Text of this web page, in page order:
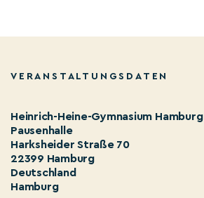
VERANSTALTUNGSDATEN
Heinrich-Heine-Gymnasium Hamburg
Pausenhalle
Harksheider Straße 70
22399 Hamburg
Deutschland
Hamburg